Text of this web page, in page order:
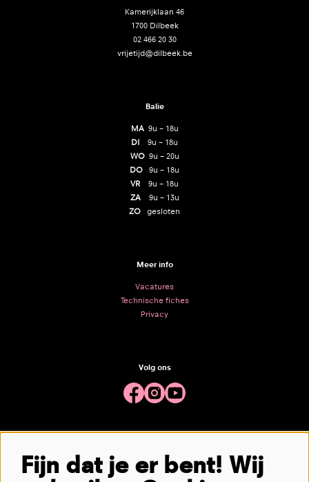
Kamerijklaan 46
1700 Dilbeek
02 466 20 30
vrijetijd@dilbeek.be
Balie
MA 9u – 18u
DI 9u – 18u
WO9u – 20u
DO 9u – 18u
VR 9u – 18u
ZA
9u – 13u
ZO gesloten
Meer info
Vacatures
Technische fiches
Privacy
Volg ons
Meld je aan voor de nieuwsbrief
Fijn dat je er bent! Wij